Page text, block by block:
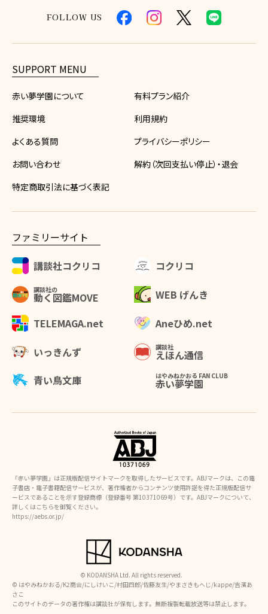
FOLLOW US
SUPPORT MENU
赤い夢学園について
有料プラン紹介
推奨環境
利用規約
よくある質問
プライバシーポリシー
お問い合わせ
解約（次回支払い停止）・退会
特定商取引法に基づく表記
ファミリーサイト
講談社コクリコ
コクリコ
講談社の
動く図鑑MOVE
WEB げんき
TELEMAGA.net
Aneひめ.net
いっきんず 講談社
えほん通信
青い鳥文庫
はやみねかおる FAN CLUB
赤い夢学園
「赤い夢学園」は正規版配信サイトマークを取得したサービスです。ABJマークは、この電
子書店・電子書籍配信サービスが、著作権者からコンテンツ使用許諾を得た正規版配信サ
ービスであることを示す登録商標（登録番号 第10371069号）です。ABJマークについて、
詳しくはこちらを御覧ください。
https://aebs.or.jp/
© KODANSHA Ltd. All rights reserved.
©︎ はやみねかおる/K2商会/にしけいこ/村田四郎/佐藤友生/やまさきもへじ/kappe/吉濱あ
さこ
このサイトのデータの著作権は講談社が保有します。無断複製転載放送等は禁止します。